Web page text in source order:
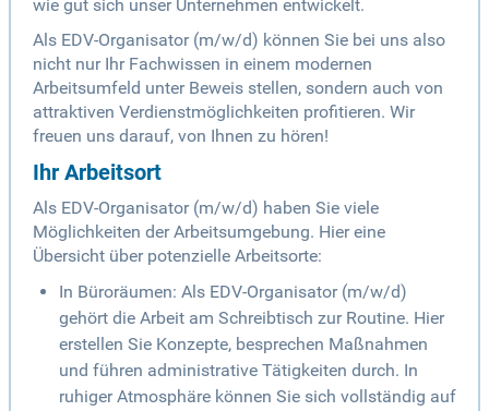
wie gut sich unser Unternehmen entwickelt.
Als EDV-Organisator (m/w/d) können Sie bei uns also
nicht nur Ihr Fachwissen in einem modernen
Arbeitsumfeld unter Beweis stellen, sondern auch von
attraktiven Verdienstmöglichkeiten profitieren. Wir
freuen uns darauf, von Ihnen zu hören!
Ihr Arbeitsort
Als EDV-Organisator (m/w/d) haben Sie viele
Möglichkeiten der Arbeitsumgebung. Hier eine
Übersicht über potenzielle Arbeitsorte:
In Büroräumen: Als EDV-Organisator (m/w/d)
gehört die Arbeit am Schreibtisch zur Routine. Hier
erstellen Sie Konzepte, besprechen Maßnahmen
und führen administrative Tätigkeiten durch. In
ruhiger Atmosphäre können Sie sich vollständig auf